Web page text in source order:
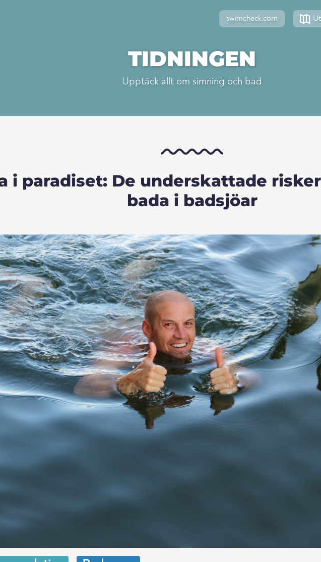
swimcheck.com
TIDNINGEN
Upptäck allt om simning och bad
i paradiset: De underskattade
bada i badsjöar